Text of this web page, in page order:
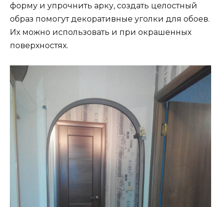
форму и упрочнить арку, создать целостный
образ помогут декоративные уголки для обоев.
Их можно использовать и при окрашенных
поверхностях.